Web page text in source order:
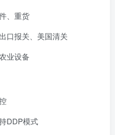
、重货
口报关、美国清关
业设备
DDP模式